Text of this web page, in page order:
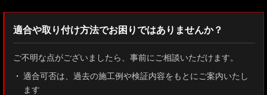
適合や取り付け方法でお困りではありませんか？
ご不明な点がございましたら、事前にご相談いただけます。
適合可否は、過去の施工例や検証内容をもとにご案内いたし
ます